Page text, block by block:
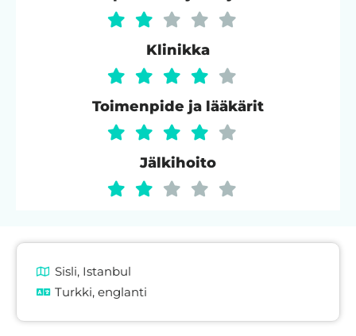
Klinikka
Toimenpide ja lääkärit
Jälkihoito
Sisli, Istanbul
Turkki, englanti